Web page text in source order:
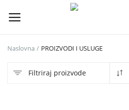
oglas
Naslovna PROIZVODI I USLUGE
Filtriraj proizvode